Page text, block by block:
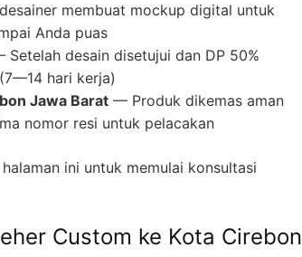
membuat mockup digital untuk
Anda puas
Setelah desain disetujui dan DP 50%
hari kerja)
Jawa Barat — Produk dikemas aman
nomor resi untuk pelacakan
ini untuk memulai konsultasi
Custom ke Kota Cirebon